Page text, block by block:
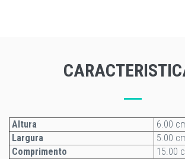
Altura
6.00
Largura
5.00
Comprimento
15.00